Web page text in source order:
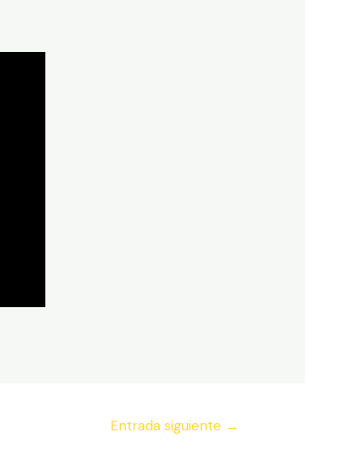
Entrada siguiente →